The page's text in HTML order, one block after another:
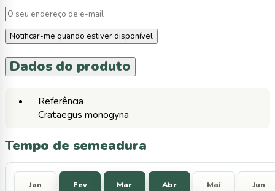
Notificar-me quando estiver disponível
Dados do produto
Referência
Crataegus monogyna
Tempo de semeadura
Jan Fev Mar Abr Mai Jun